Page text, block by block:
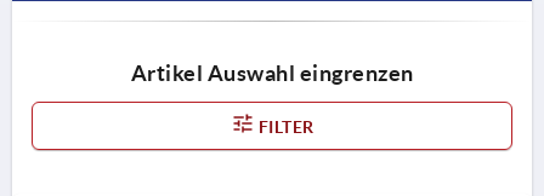
°C bis +200 °C.Artikel Auswahl eingrenzen
FILTER